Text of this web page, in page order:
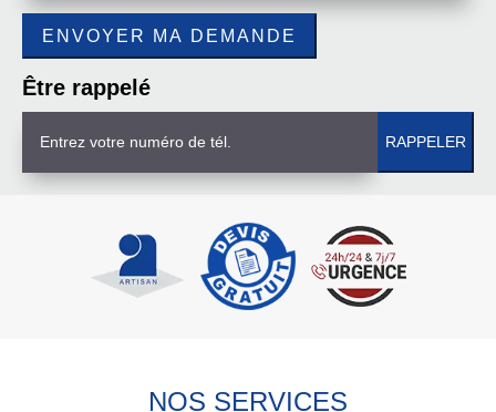
Être rappelé
NOS SERVICES